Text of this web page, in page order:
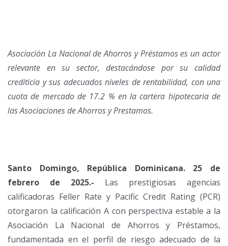
Asociación La Nacional de Ahorros y Préstamos es un actor
relevante en su sector, destacándose por su calidad
crediticia y sus adecuados niveles de rentabilidad, con una
cuota de mercado de 17.2 % en la cartera hipotecaria de
las Asociaciones de Ahorros y Prestamos.
Santo Domingo, República Dominicana. 25 de
febrero de 2025.- Las prestigiosas agencias
calificadoras Feller Rate y Pacific Credit Rating (PCR)
otorgaron la calificación A con perspectiva estable a la
Asociación La Nacional de Ahorros y Préstamos,
fundamentada en el perfil de riesgo adecuado de la